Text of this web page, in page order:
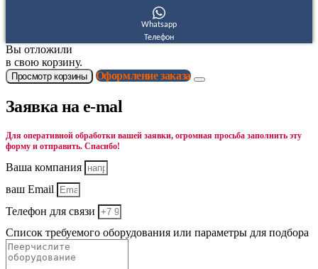
Whatsapp
Телефон
Вы отложили
в свою корзину.
Просмотр корзины Оформление заказа
Заявка на e-mal
Для оперативной обработки вашей заявки, огромная просьба заполнить эту
форму и отправить. Спасибо!
Ваша компания
ваш Email
Телефон для связи
Список требуемого оборудования или параметры для подбора